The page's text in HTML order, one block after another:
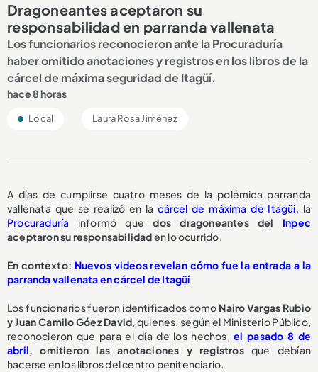
Dragoneantes aceptaron su
responsabilidad en parranda vallenata
Los funcionarios reconocieron ante la Procuraduría
haber omitido anotaciones y registros en los libros de la
cárcel de máxima seguridad de Itagüí.
hace 8 horas
Local Laura Rosa Jiménez
A días de cumplirse cuatro meses de la polémica parranda
vallenata que se realizó en lacárcel de máxima de Itagüí, la
Procuraduría informó quedos dragoneantes del Inpec
aceptaron su responsabilidaden lo ocurrido.
En contexto: Nuevos videos revelan cómo fue la entrada a la
parranda vallenata en cárcel de Itagüí
Los funcionarios fueron identificados como Nairo Vargas Rubio
y Juan Camilo Góez David, quienes, según el Ministerio Público,
reconocieron que para el día de los hechos,el pasado 8 de
abril, omitieron las anotaciones y registrosque debían
hacerse en los libros del centro penitenciario.